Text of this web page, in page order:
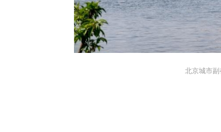
北京城市